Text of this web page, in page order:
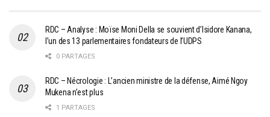
RDC – Analyse : Moïse Moni Della se souvient d’Isidore Kanana,
l’un des 13 parlementaires fondateurs de l’UDPS
0 PARTAGES
RDC – Nécrologie : L’ancien ministre de la défense, Aimé Ngoy
Mukena n’est plus
1 PARTAGES